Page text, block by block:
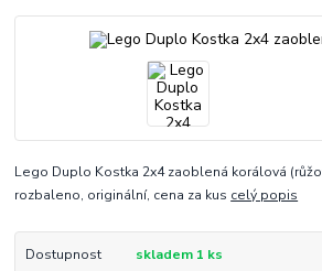
Lego Duplo Kostka 2x4 zaoblená korálová
rozbaleno, originální, cena za kus celý popis
Dostupnost
skladem 1 ks